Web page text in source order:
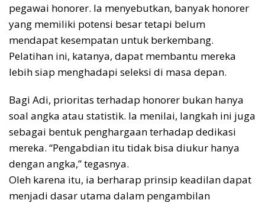
pegawai honorer. Ia menyebutkan, banyak honorer
yang memiliki potensi besar tetapi belum
mendapat kesempatan untuk berkembang.
Pelatihan ini, katanya, dapat membantu mereka
lebih siap menghadapi seleksi di masa depan.
Bagi Adi, prioritas terhadap honorer bukan hanya
soal angka atau statistik. Ia menilai, langkah ini juga
sebagai bentuk penghargaan terhadap dedikasi
mereka. “Pengabdian itu tidak bisa diukur hanya
dengan angka,” tegasnya.
Oleh karena itu, ia berharap prinsip keadilan dapat
menjadi dasar utama dalam pengambilan